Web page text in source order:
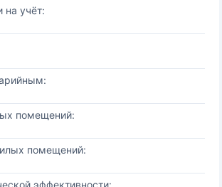
на учёт:
помещений:
помещений:
эффективности: